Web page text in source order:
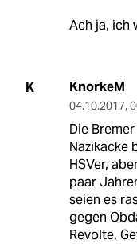
Ach ja, ich
K KnorkeM
04.10.2017,
Die
Nazikacke
HSVer,
paar
seien es
gegen
Revolte,